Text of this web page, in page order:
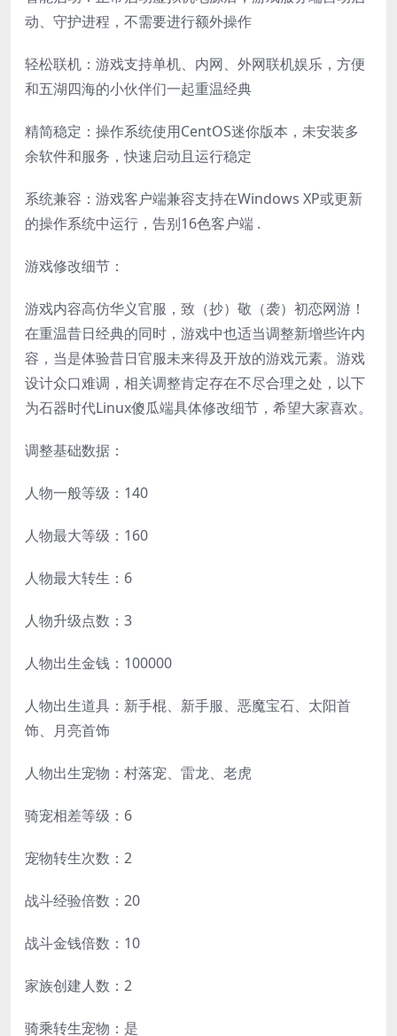
动、守护进程，不需要进行额外操作
轻松联机：游戏支持单机、内网、外网联机娱乐，方便
和五湖四海的小伙伴们一起重温经典
精简稳定：操作系统使用CentOS迷你版本，未安装多
余软件和服务，快速启动且运行稳定
系统兼容：游戏客户端兼容支持在Windows XP或更新
的操作系统中运行，告别16色客户端 .
游戏修改细节：
游戏内容高仿华义官服，致（抄）敬（袭）初恋网游！
在重温昔日经典的同时，游戏中也适当调整新增些许内
容，当是体验昔日官服未来得及开放的游戏元素。游戏
设计众口难调，相关调整肯定存在不尽合理之处，以下
为石器时代Linux傻瓜端具体修改细节，希望大家喜欢。
调整基础数据：
人物一般等级：140
人物最大等级：160
人物最大转生：6
人物升级点数：3
人物出生金钱：100000
人物出生道具：新手棍、新手服、恶魔宝石、太阳首
饰、月亮首饰
人物出生宠物：村落宠、雷龙、老虎
骑宠相差等级：6
宠物转生次数：2
战斗经验倍数：20
战斗金钱倍数：10
家族创建人数：2
骑乘转生宠物：是